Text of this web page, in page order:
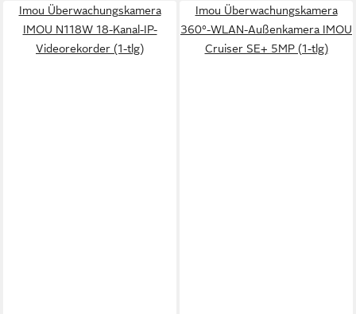
Imou Überwachungskamera
IMOU N118W 18-Kanal-IP-
Videorekorder (1-tlg)
Imou Überwachungskamera
360°-WLAN-Außenkamera IMOU
Cruiser SE+ 5MP (1-tlg)